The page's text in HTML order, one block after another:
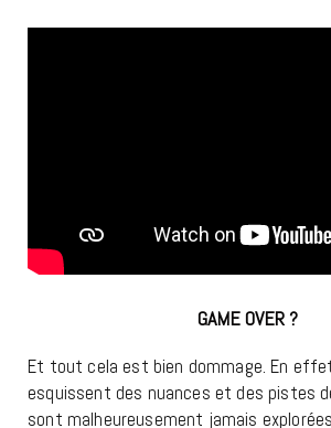
GAME OVER ?
Et tout cela est bien dommage. En
esquissent des nuances et des pistes
sont malheureusement jamais